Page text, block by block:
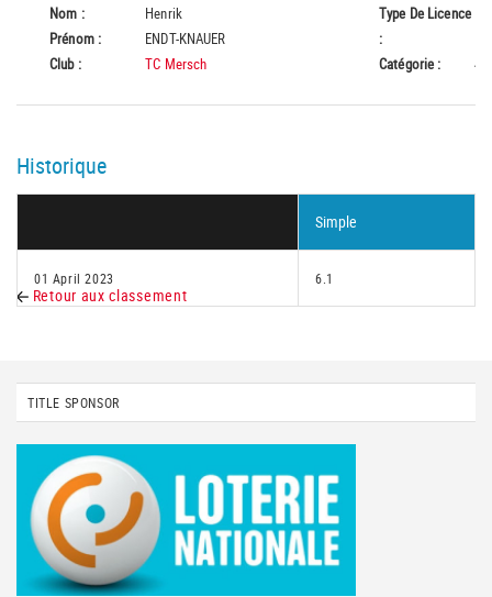
Nom :
Henrik
Prénom :
ENDT-KNAUER
Club :
TC Mersch
Type De Licence
:
Catégorie :
Historique
Simple
01 April 2023 6.1
Retour aux classement
TITLE SPONSOR